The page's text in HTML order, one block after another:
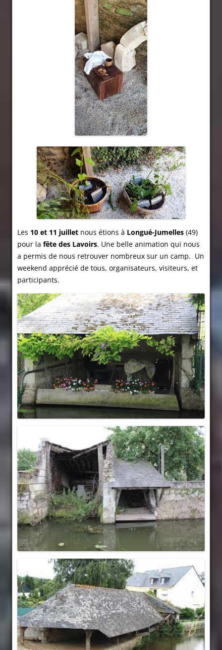
Les 10 et 11 juillet nous étions à Longué-Jumelles (49)
pour la fête des Lavoirs. Une belle animation qui nous
a permis de nous retrouver nombreux sur un camp. Un
weekend apprécié de tous, organisateurs, visiteurs, et
participants.